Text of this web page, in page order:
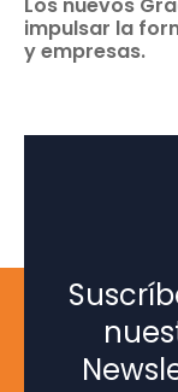
Los nuevos
impulsar la
y empresas.